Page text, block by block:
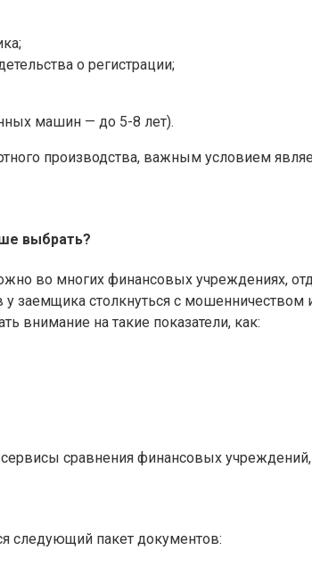
о регистрации;
машин — до 5-8 лет).
производства, важным условием
выбрать?
во многих финансовых учреждениях,
заемщика столкнуться с
внимание на такие показатели, как:
сравнения финансовых
следующий пакет документов: